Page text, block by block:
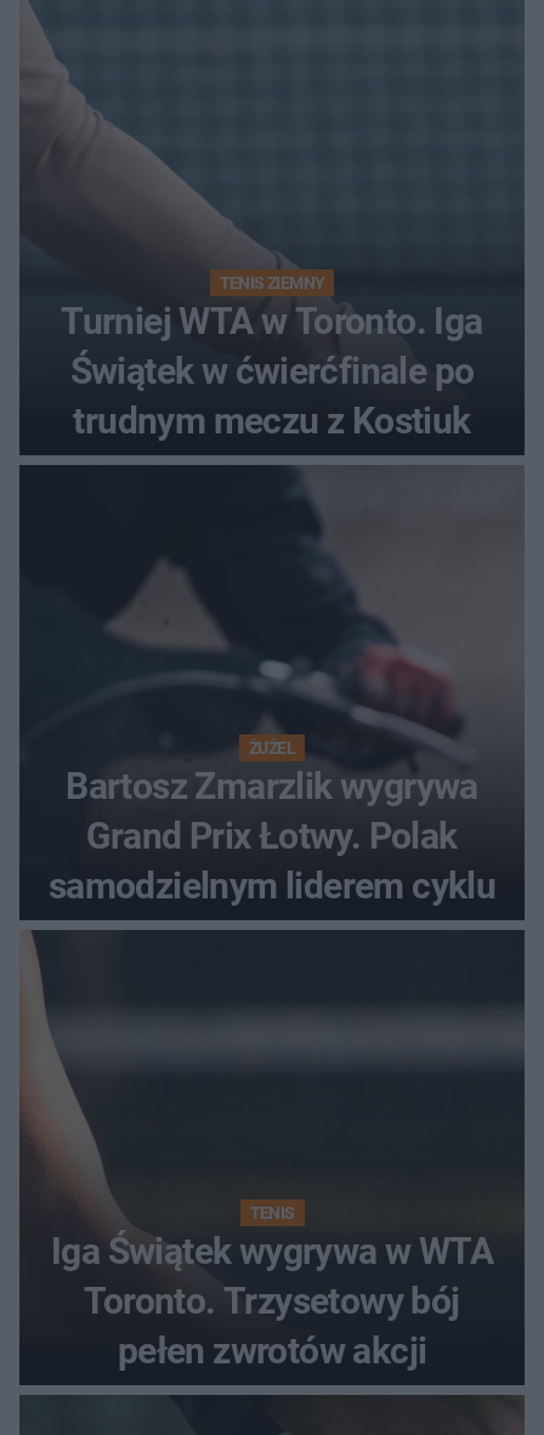
TENIS ZIEMNY
Turniej WTA w Toronto. Iga
Świątek w ćwierćfinale po
trudnym meczu z Kostiuk
ŻUŻEL
Bartosz Zmarzlik wygrywa
Grand Prix Łotwy. Polak
samodzielnym liderem cyklu
TENIS
Iga Świątek wygrywa w WTA
Toronto. Trzysetowy bój
pełen zwrotów akcji